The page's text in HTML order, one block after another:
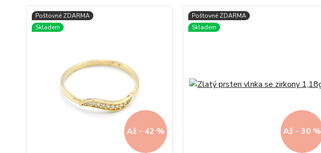
Až - 42 % Až - 30 %